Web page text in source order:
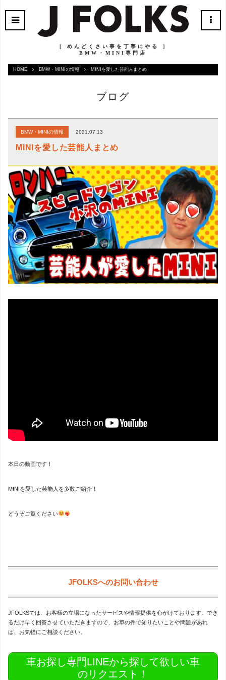
［ めんどくさい事を丁寧にやる ］
BMW・MINI専門店
HOME BMW・MINIの情報 MINIを愛した芸能人まとめ
ブログ
BMW・MINIの情報 2021.07.13
MINIを愛した芸能人まとめ
本日の動画です！
MINIを愛した芸能人を多数ご紹介！
どうぞご覧ください
JFOLKSへのお問い合わせ
JFOLKSでは、お客様の立場になったサービスや情報提供を心がけております。でき
るだけ早く回答させていただきますので、お車の件で知りたいことや問題があれ
ば、お気軽にご相談ください。
車お探し専門LINEから探して欲しい車
のリクエスト！